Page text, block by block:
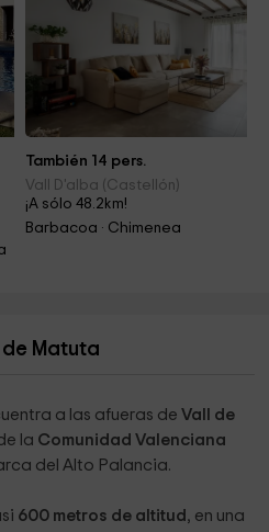
También 14 pers.
Vall D'alba (Castellón)
¡A sólo 48.2km!
Barbacoa · Chimenea
Matuta
a las afueras de Vall de
la Comunidad Valenciana
del Alto Palancia.
600 metros de altitud , en una